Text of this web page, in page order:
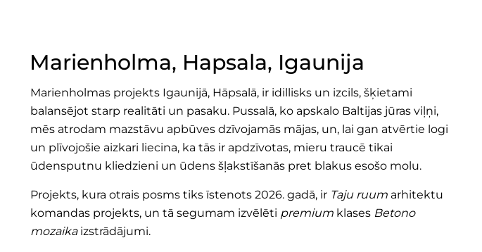
Marienholma, Hapsala, Igaunija
Marienholmas projekts Igaunijā, Hāpsalā, ir idillisks un izcils, šķietami
balansējot starp realitāti un pasaku. Pussalā, ko apskalo Baltijas jūras viļņi,
mēs atrodam mazstāvu apbūves dzīvojamās mājas, un, lai gan atvērtie logi
un plīvojošie aizkari liecina, ka tās ir apdzīvotas, mieru traucē tikai
ūdensputnu kliedzieni un ūdens šļakstīšanās pret blakus esošo molu.
Projekts, kura otrais posms tiks īstenots 2026. gadā, ir Taju ruum arhitektu
komandas projekts, un tā segumam izvēlēti premium klases Betono
mozaikaizstrādājumi.